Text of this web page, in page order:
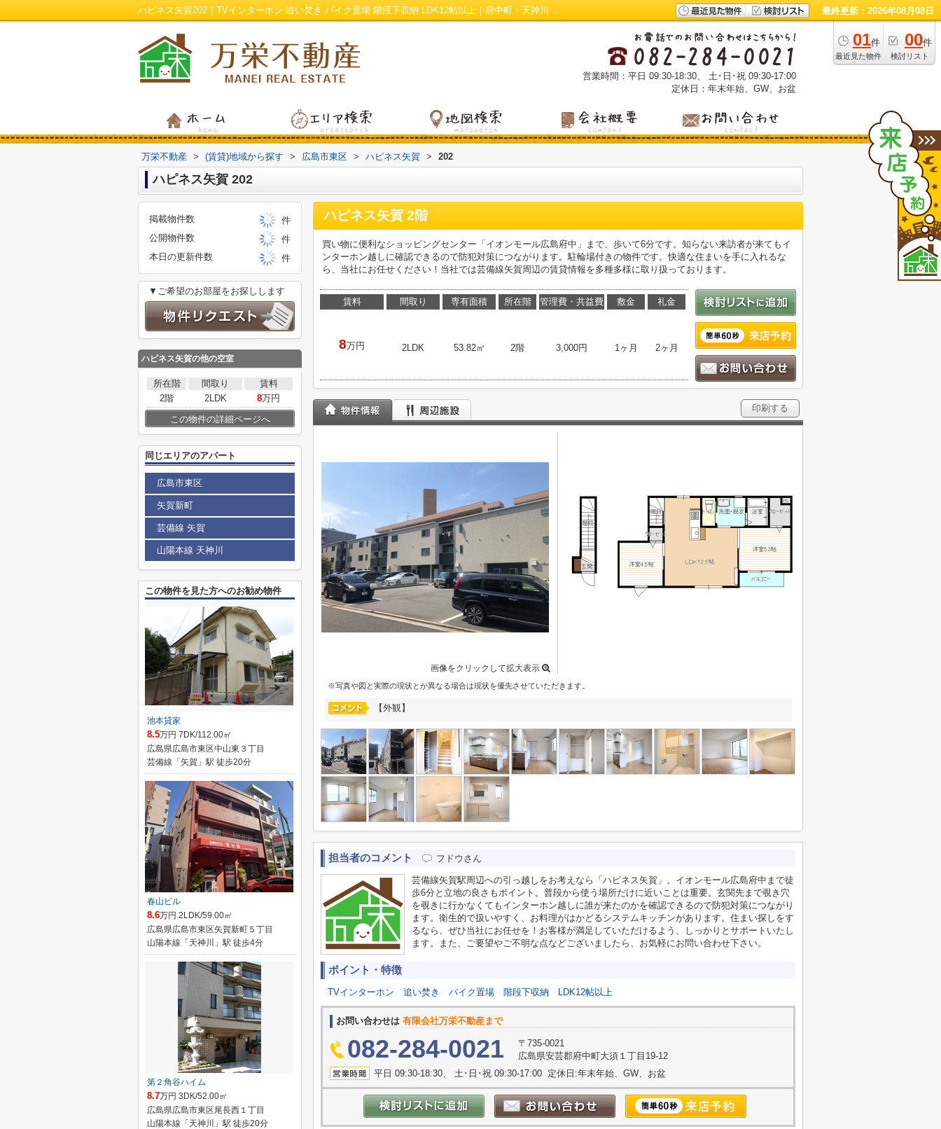
ハピネス矢賀202｜TVインターホン 追い焚き バイク置場 階段下収納 LDK12帖以上｜府中町・天神川の賃貸・不動産情報は万栄不動産 最終更新：2026年08月08日
01件
最近見た物件
00件
検討リスト
営業時間：平日 09:30-18:30、 土･日･祝 09:30-17:00
定休日：年末年始、GW、お盆
万栄不動産 > (賃貸)地域から探す > 広島市東区 > ハピネス矢賀 > 202
ハピネス矢賀 202
ハピネス矢賀 2階
買い物に便利なショッピングセンター「イオンモール広島府中」まで、歩いて6分です。知らない来訪者が来てもイ
ンターホン越しに確認できるので防犯対策につながります。駐輪場付きの物件です。快適な住まいを手に入れるな
ら、当社にお任せください！当社では芸備線矢賀周辺の賃貸情報を多種多様に取り扱っております。
賃料
8万円
間取り
2LDK
専有面積
53.82㎡
所在階
2階
管理費・共益費
3,000円
敷金
1ヶ月
礼金
2ヶ月
印刷する
画像をクリックして拡大表示
※写真や図と実際の現状とが異なる場合は現状を優先させていただきます。
【外観】
担当者のコメント フドウさん
芸備線矢賀駅周辺への引っ越しをお考えなら「ハピネス矢賀」。イオンモール広島府中まで徒
歩6分と立地の良さもポイント。普段から使う場所だけに近いことは重要。玄関先まで覗き穴
を覗きに行かなくてもインターホン越しに誰が来たのかを確認できるので防犯対策につながり
ます。衛生的で扱いやすく、お料理がはかどるシステムキッチンがあります。住まい探しをす
るなら、ぜひ当社にお任せを！お客様が満足していただけるよう、しっかりとサポートいたし
ます。また、ご要望やご不明な点などございましたら、お気軽にお問い合わせ下さい。
ポイント・特徴
TVインターホン 追い焚き バイク置場 階段下収納 LDK12帖以上
お問い合わせは 有限会社万栄不動産まで
082-284-0021
〒735-0021
広島県安芸郡府中町大須１丁目19-12
平日 09:30-18:30、 土･日･祝 09:30-17:00 定休日:年末年始、GW、お盆
掲載物件数
件
公開物件数
件
本日の更新件数
件
▼ご希望のお部屋をお探しします
ハピネス矢賀の他の空室
所在階 間取り
賃料
2階
2LDK 8万円
この物件の詳細ページへ
同じエリアのアパート
広島市東区
矢賀新町
芸備線 矢賀
山陽本線 天神川
この物件を見た方へのお勧め物件
池本貸家
8.5万円 7DK/112.00㎡
広島県広島市東区中山東３丁目
芸備線「矢賀」駅 徒歩20分
春山ビル
8.6万円 2LDK/59.00㎡
広島県広島市東区矢賀新町５丁目
山陽本線「天神川」駅 徒歩4分
第２角谷ハイム
8.7万円 3DK/52.00㎡
広島県広島市東区尾長西１丁目
山陽本線「天神川」駅 徒歩20分